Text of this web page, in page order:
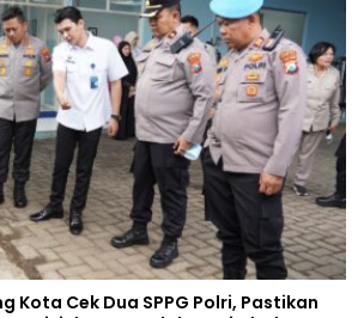
Kota Cek Dua SPPG Polri, Pastikan